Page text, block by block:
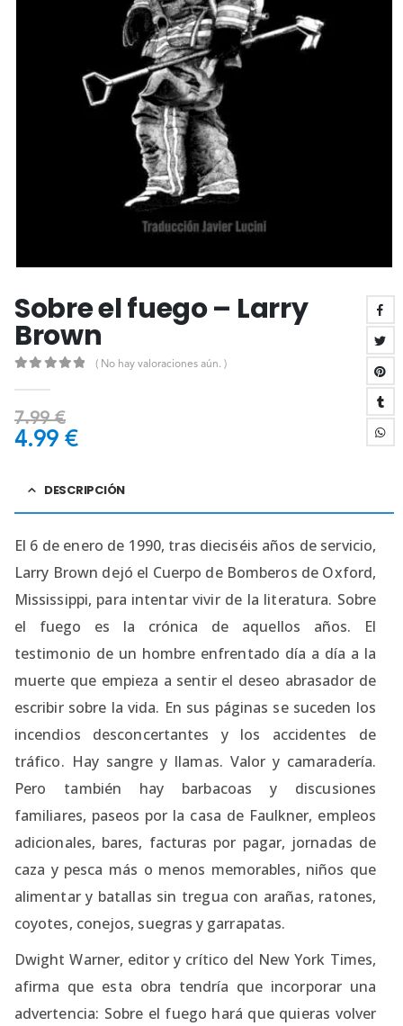
Sobre el fuego – Larry
Brown
( No hay valoraciones aún. )
7.99€
4.99 €
DESCRIPCIÓN
El 6 de enero de 1990, tras dieciséis años de servicio,
Larry Brown dejó el Cuerpo de Bomberos de Oxford,
Mississippi, para intentar vivir de la literatura. Sobre
el fuego es la crónica de aquellos años. El
testimonio de un hombre enfrentado día a día a la
muerte que empieza a sentir el deseo abrasador de
escribir sobre la vida. En sus páginas se suceden los
incendios desconcertantes y los accidentes de
tráfico. Hay sangre y llamas. Valor y camaradería.
Pero también hay barbacoas y discusiones
familiares, paseos por la casa de Faulkner, empleos
adicionales, bares, facturas por pagar, jornadas de
caza y pesca más o menos memorables, niños que
alimentar y batallas sin tregua con arañas, ratones,
coyotes, conejos, suegras y garrapatas.
Dwight Warner, editor y crítico del New York Times,
afirma que esta obra tendría que incorporar una
advertencia: Sobre el fuego hará que quieras volver